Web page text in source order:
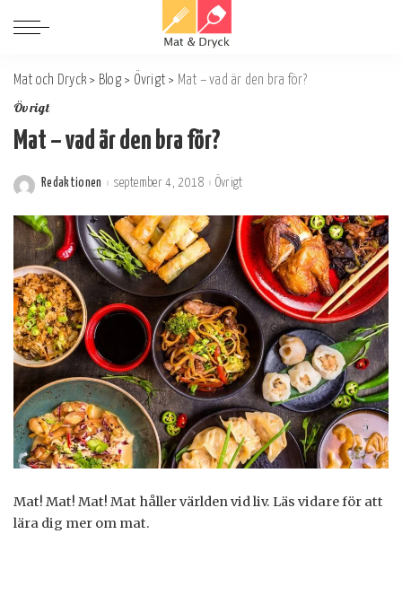
Mat och Dryck > Blog> Övrigt > Mat – vad är den bra för?
Övrigt
Mat – vad är den bra för?
Postat
Redaktionen september 4, 2018 Övrigt
Mat! Mat! Mat! Mat håller världen vid liv. Läs vidare för att
lära dig mer om mat.